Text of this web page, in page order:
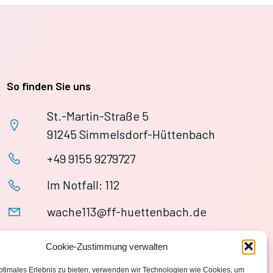
Cookie-Zustimmung verwalten
Erlebnis zu bieten, verwenden wir Technologien wie Cookies, um
So finden Sie uns
St.-Martin-Straße 5
91245 Simmelsdorf-Hüttenbach
+49 9155 9279727
Im Notfall: 112
wache113@ff-huettenbach.de